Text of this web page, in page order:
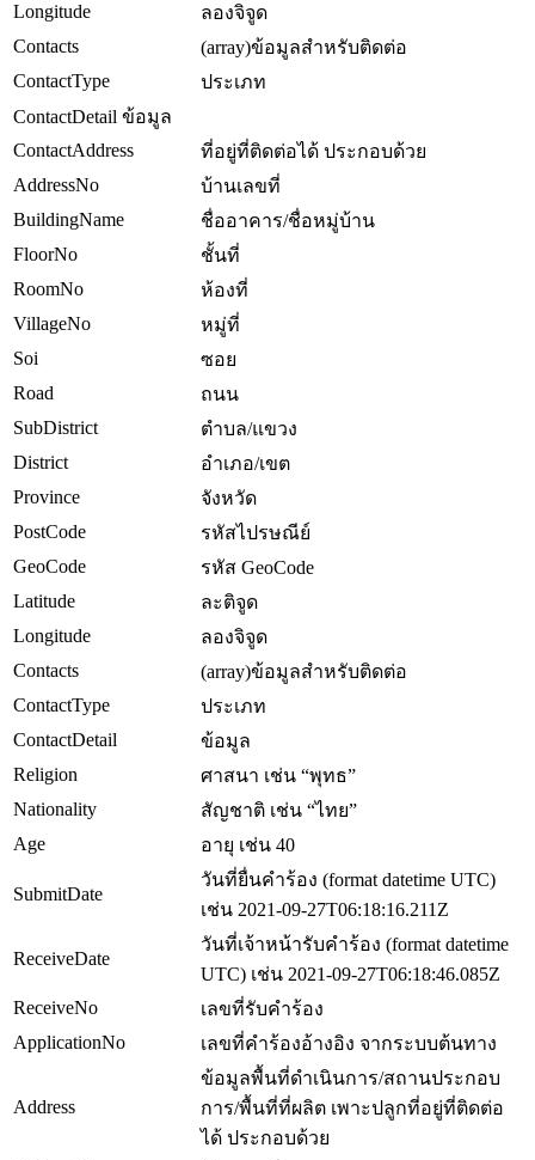
Longitude
ลองจิจูด
Contacts
(array)ข้อมูลสำหรับติดต่อ
ContactType
ประเภท
ContactDetail ข้อมูล
ContactAddress
ที่อยู่ที่ติดต่อได้ ประกอบด้วย
AddressNo
บ้านเลขที่
BuildingName
ชื่ออาคาร/ชื่อหมู่บ้าน
FloorNo
ชั้นที่
RoomNo
ห้องที่
VillageNo
หมู่ที่
Soi
ซอย
Road
ถนน
SubDistrict
ตำบล/แขวง
District
อำเภอ/เขต
Province
จังหวัด
PostCode
รหัสไปรษณีย์
GeoCode
รหัส GeoCode
Latitude
ละติจูด
Longitude
ลองจิจูด
Contacts
(array)ข้อมูลสำหรับติดต่อ
ContactType
ประเภท
ContactDetail
ข้อมูล
Religion
ศาสนา เช่น “พุทธ”
Nationality
สัญชาติ เช่น “ไทย”
Age
อายุ เช่น 40
SubmitDate
วันที่ยื่นคำร้อง (format datetime UTC)
เช่น 2021-09-27T06:18:16.211Z
ReceiveDate
วันที่เจ้าหน้ารับคำร้อง (format datetime
UTC) เช่น 2021-09-27T06:18:46.085Z
ReceiveNo
เลขที่รับคำร้อง
ApplicationNo
เลขที่คำร้องอ้างอิง จากระบบต้นทาง
Address
ข้อมูลพื้นที่ดำเนินการ/สถานประกอบ
การ/พื้นที่ที่ผลิต เพาะปลูกที่อยู่ที่ติดต่อ
ได้ ประกอบด้วย